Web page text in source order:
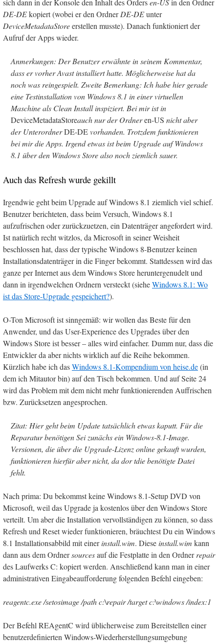
sich dann in der Konsole den Inhalt des Ordersen-USin den Ordner
DE-DEkopiert (wobei er den OrdnerDE-DEunter
DeviceMetadataStoreerstellen musste). Danach funktioniert der
Aufruf der Apps wieder.
Anmerkungen: Der Benutzer erwähnte in seinem Kommentar,
dass er vorher Avast installiert hatte. Möglicherweise hat da
noch was reingespielt. Zweite Bemerkung: Ich habe hier gerade
eine Testinstallation von Windows 8.1 in einer virtuellen
Maschine als Clean Install inspiziert. Bei mir ist in
DeviceMetadataStoreauch nur der Ordneren-US nicht aber
der UnterordnerDE-DEvorhanden. Trotzdem funktionieren
bei mir die Apps. Irgend etwas ist beim Upgrade auf Windows
8.1 über den Windows Store also noch ziemlich sauer.
Auch das Refresh wurde gekillt
Irgendwie geht beim Upgrade auf Windows 8.1 ziemlich viel schief.
Benutzer berichteten, dass beim Versuch, Windows 8.1
aufzufrischen oder zurückzuetzen, ein Datenträger angefordert wird.
Ist natürlich recht witzlos, da Microsoft in seiner Weisheit
beschlossen hat, dass der typische Windows 8-Benutzer keinen
Installationsdatenträger in die Finger bekommt. Stattdessen wird das
ganze per Internet aus dem Windows Store heruntergenudelt und
dann in irgendwelchen Ordnern versteckt (sieheWindows 8.1: Wo
ist das Store-Upgrade gespeichert?).
O-Ton Microsoft ist sinngemäß: wir wollen das Beste für den
Anwender, und das User-Experience des Upgrades über den
Windows Store ist besser – alles wird einfacher. Dumm nur, dass die
Entwickler da aber nichts wirklich auf die Reihe bekommen.
Kürzlich habe ich dasWindows 8.1-Kompendium von heise.de(in
dem ich Mitautor bin) auf den Tisch bekommen. Und auf Seite 24
wird das Problem mit dem nicht mehr funktionierenden Auffrischen
bzw. Zurücksetzen angesprochen.
Zitat: Hier geht beim Update tatsächlich etwas kaputt. Für die
Reparatur benötigen Sei zunächs ein Windows-8.1-Image.
Versionen, die über die Upgrade-Lizenz online gekauft wurden,
funktionieren hierfür aber nicht, da dor tdie benötigte Datei
fehlt.
Nach prima: Du bekommst keine Windows 8.1-Setup DVD von
Microsoft, weil das Upgrade ja kostenlos über den Windows Store
verteilt. Um aber die Installation vervollständigen zu können, so dass
Refresh und Reset wieder funktionieren, bräuchtest Du ein Windows
8.1 Installationsabbild mit einerinstall.wim. Dieseinstall.wim kann
dann aus dem Ordnersourcesauf die Festplatte in den Ordnerrepair
des Laufwerks C: kopiert werden. Anschließend kann man in einer
administrativen Eingabeaufforderung folgenden Befehl eingeben:
reagentc.exe /setosimage /path c:\repair /target c:\windows /index:1
Der Befehl REAgentC wird üblicherweise zum Bereitstellen einer
benutzerdefinierten Windows-Wiederherstellungsumgebung